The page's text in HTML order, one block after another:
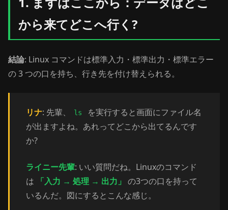
から来てどこへ行く?
結論: Linux コマンドは標準入力・標準出力・標準エラー
の 3 つの口を持ち、行き先を付け替えられる。
リナ: 先輩、 ls
を実行すると画面にファイル名
が出ますよね。あれってどこから出てるんです
か?
ライニー先輩: いい質問だね。Linuxのコマンド
は
「入力 → 処理 → 出力」 の3つの口を持って
いるんだ。図にするとこんな感じ。